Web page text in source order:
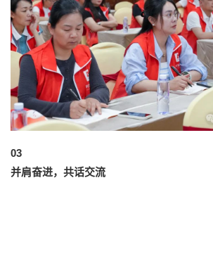
03
并肩奋进，共话交流